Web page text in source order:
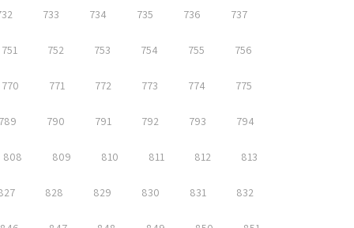
733 734 735 736 737
751 752 753 754 755 756
770 771 772 773 774 775
790 791 792 793 794
808 809 810 811 812 813
828 829 830 831 832